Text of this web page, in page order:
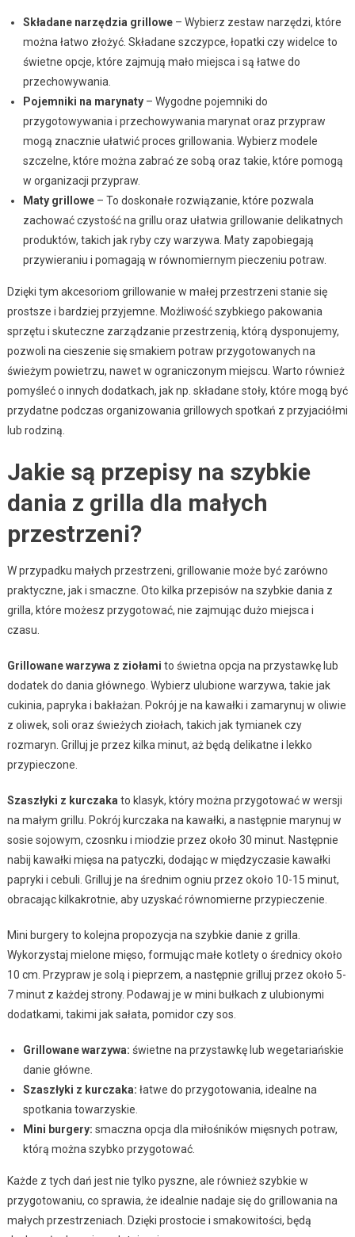
Składane narzędzia grillowe– Wybierz zestaw narzędzi, które
można łatwo złożyć. Składane szczypce, łopatki czy widelce to
świetne opcje, które zajmują mało miejsca i są łatwe do
przechowywania.
Pojemniki na marynaty– Wygodne pojemniki do
przygotowywania i przechowywania marynat oraz przypraw
mogą znacznie ułatwić proces grillowania. Wybierz modele
szczelne, które można zabrać ze sobą oraz takie, które pomogą
w organizacji przypraw.
Maty grillowe– To doskonałe rozwiązanie, które pozwala
zachować czystość na grillu oraz ułatwia grillowanie delikatnych
produktów, takich jak ryby czy warzywa. Maty zapobiegają
przywieraniu i pomagają w równomiernym pieczeniu potraw.
Dzięki tym akcesoriom grillowanie w małej przestrzeni stanie się
prostsze i bardziej przyjemne. Możliwość szybkiego pakowania
sprzętu i skuteczne zarządzanie przestrzenią, którą dysponujemy,
pozwoli na cieszenie się smakiem potraw przygotowanych na
świeżym powietrzu, nawet w ograniczonym miejscu. Warto również
pomyśleć o innych dodatkach, jak np. składane stoły, które mogą być
przydatne podczas organizowania grillowych spotkań z przyjaciółmi
lub rodziną.
Jakie są przepisy na szybkie
dania z grilla dla małych
przestrzeni?
W przypadku małych przestrzeni, grillowanie może być zarówno
praktyczne, jak i smaczne. Oto kilka przepisów na szybkie dania z
grilla, które możesz przygotować, nie zajmując dużo miejsca i
czasu.
Grillowane warzywa z ziołami to świetna opcja na przystawkę lub
dodatek do dania głównego. Wybierz ulubione warzywa, takie jak
cukinia, papryka i bakłażan. Pokrój je na kawałki i zamarynuj w oliwie
z oliwek, soli oraz świeżych ziołach, takich jak tymianek czy
rozmaryn. Grilluj je przez kilka minut, aż będą delikatne i lekko
przypieczone.
Szaszłyki z kurczaka to klasyk, który można przygotować w wersji
na małym grillu. Pokrój kurczaka na kawałki, a następnie marynuj w
sosie sojowym, czosnku i miodzie przez około 30 minut. Następnie
nabij kawałki mięsa na patyczki, dodając w międzyczasie kawałki
papryki i cebuli. Grilluj je na średnim ogniu przez około 10-15 minut,
obracając kilkakrotnie, aby uzyskać równomierne przypieczenie.
Mini burgery to kolejna propozycja na szybkie danie z grilla.
Wykorzystaj mielone mięso, formując małe kotlety o średnicy około
10 cm. Przypraw je solą i pieprzem, a następnie grilluj przez około 5-
7 minut z każdej strony. Podawaj je w mini bułkach z ulubionymi
dodatkami, takimi jak sałata, pomidor czy sos.
Grillowane warzywa: świetne na przystawkę lub wegetariańskie
danie główne.
Szaszłyki z kurczaka: łatwe do przygotowania, idealne na
spotkania towarzyskie.
Mini burgery: smaczna opcja dla miłośników mięsnych potraw,
którą można szybko przygotować.
Każde z tych dań jest nie tylko pyszne, ale również szybkie w
przygotowaniu, co sprawia, że idealnie nadaje się do grillowania na
małych przestrzeniach. Dzięki prostocie i smakowitości, będą